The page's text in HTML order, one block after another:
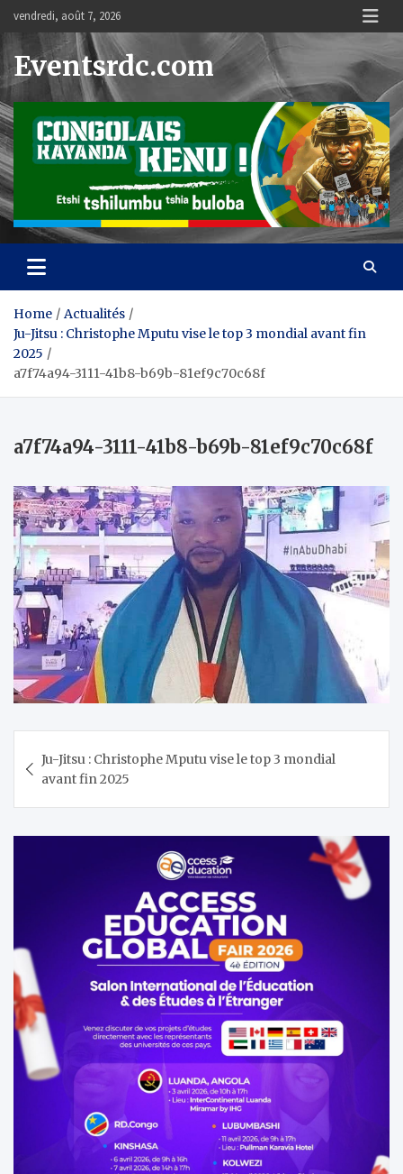
content
vendredi, août 7, 2026
Eventsrdc.com
Home
Actualités
Ju-Jitsu : Christophe Mputu vise le top 3 mondial avant fin
2025
a7f74a94-3111-41b8-b69b-81ef9c70c68f
a7f74a94-3111-41b8-b69b-81ef9c70c68f
de
l’article
Ju-Jitsu : Christophe Mputu vise le top 3 mondial
avant fin 2025